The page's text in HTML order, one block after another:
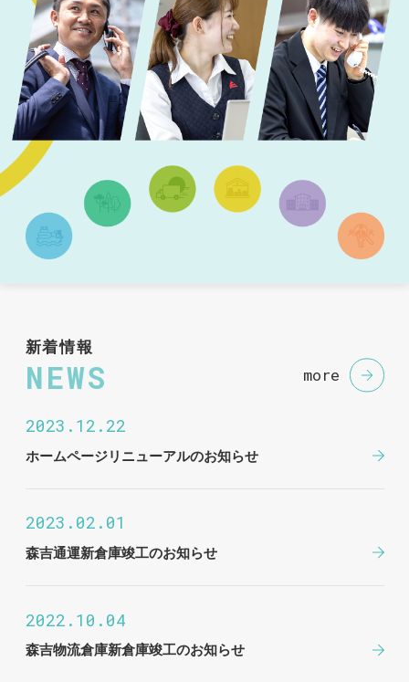
新着情報
NEWS more
2023.12.22
ホームページリニューアルのお知らせ
2023.02.01
森吉通運新倉庫竣工のお知らせ
2022.10.04
森吉物流倉庫新倉庫竣工のお知らせ